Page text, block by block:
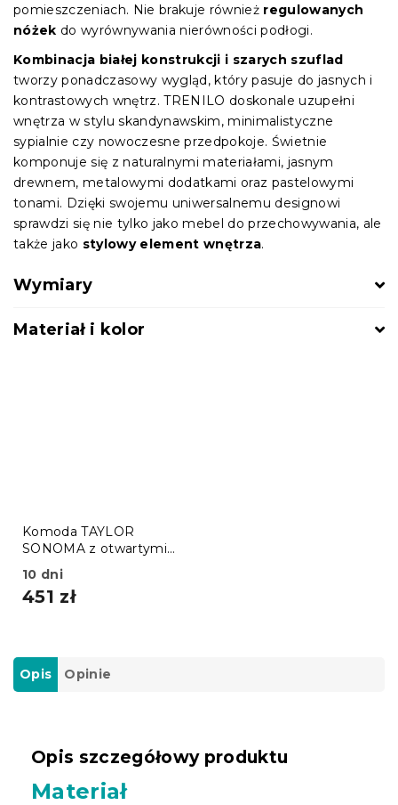
pomieszczeniach. Nie brakuje również regulowanych
nóżek do wyrównywania nierówności podłogi.
Kombinacja białej konstrukcji i szarych szuflad
tworzy ponadczasowy wygląd, który pasuje do jasnych i
kontrastowych wnętrz. TRENILO doskonale uzupełni
wnętrza w stylu skandynawskim, minimalistyczne
sypialnie czy nowoczesne przedpokoje. Świetnie
komponuje się z naturalnymi materiałami, jasnym
drewnem, metalowymi dodatkami oraz pastelowymi
tonami. Dzięki swojemu uniwersalnemu designowi
sprawdzi się nie tylko jako mebel do przechowywania, ale
także jako stylowy element wnętrza.
Wymiary
Materiał i kolor
Komoda TAYLOR
SONOMA z otwartymi
półkami, 100x70cm
10 dni
451 zł
Opis Opinie
Opis szczegółowy produktu
Materiał